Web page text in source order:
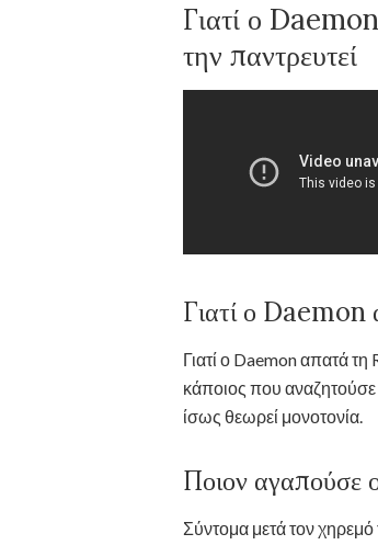
Γιατί ο
την παντρευτεί
Γιατί ο
Γιατί ο Daemon απατά
κάποιος που αναζητούσε
ίσως θεωρεί μονοτονία.
Ποιον αγαπούσε
Σύντομα μετά τον